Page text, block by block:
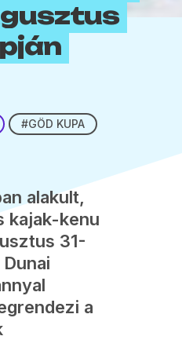
#GÖD KUPA
alakult,
kajak-kenu
31-
a